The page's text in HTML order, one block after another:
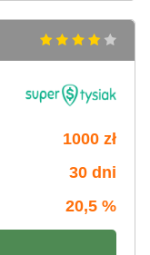
1000 zł
30 dni
20,5 %